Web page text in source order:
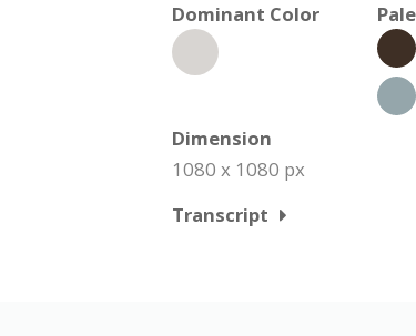
Dominant Color
Dimension
1080 x 1080 px
Transcript